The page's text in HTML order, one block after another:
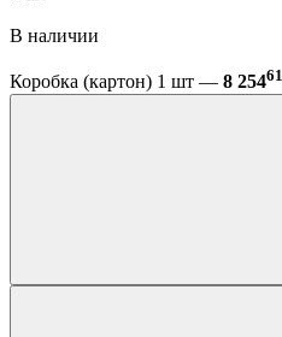
В наличии
Коробка (картон) 1 шт — 8 25461